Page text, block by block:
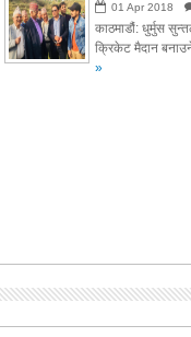
01 Apr 2018
काठमाडौं: धुर्मुस
क्रिकेट मैदान
»